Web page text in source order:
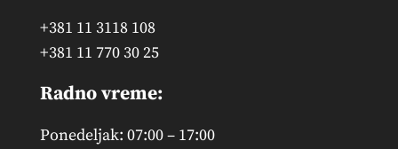
+381 11 3118 108
+381 11 770 30 25
Radno vreme:
Ponedeljak: 07:00 – 17:00